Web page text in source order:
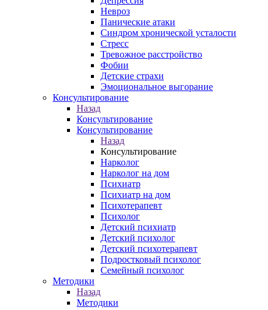
Невроз
Панические атаки
Синдром хронической усталости
Стресс
Тревожное расстройство
Фобии
Детские страхи
Эмоциональное выгорание
Консультирование
Назад
Консультирование
Консультирование
Назад
Консультирование
Нарколог
Нарколог на дом
Психиатр
Психиатр на дом
Психотерапевт
Психолог
Детский психиатр
Детский психолог
Детский психотерапевт
Подростковый психолог
Семейный психолог
Методики
Назад
Методики